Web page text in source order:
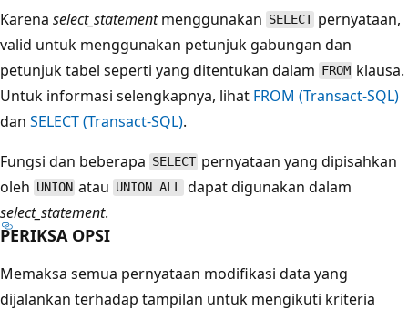
Karena select_statementmenggunakan SELECT pernyataan,
valid untuk menggunakan petunjuk gabungan dan
petunjuk tabel seperti yang ditentukan dalam FROM klausa.
Untuk informasi selengkapnya, lihat FROM (Transact-SQL)
dan SELECT (Transact-SQL).
Fungsi dan beberapa SELECT pernyataan yang dipisahkan
oleh UNION atau UNION ALL dapat digunakan dalam
select_statement.
PERIKSA OPSI
Memaksa semua pernyataan modifikasi data yang
dijalankan terhadap tampilan untuk mengikuti kriteria